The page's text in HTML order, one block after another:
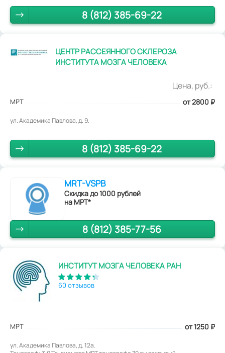
8 (812) 385-69-22
ЦЕНТР РАССЕЯННОГО СКЛЕРОЗА
ИНСТИТУТА МОЗГА ЧЕЛОВЕКА
Цена, руб.:
МРТ от 2800 ₽
ул. Академика Павлова, д. 9.
8 (812) 385-69-22
MRT-VSPB
Скидка до 1000 рублей
на МРТ*
8 (812) 385-77-56
ИНСТИТУТ МОЗГА ЧЕЛОВЕКА РАН
60 отзывов
МРТ от 1250 ₽
ул. Академика Павлова, д. 12а.